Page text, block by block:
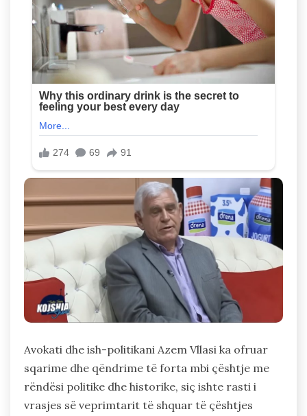
Avokati dhe ish-politikani Azem Vllasi ka ofruar
sqarime dhe qëndrime të forta mbi çështje me
rëndësi politike dhe historike, siç ishte rasti i
vrasjes së veprimtarit të shquar të çështjes